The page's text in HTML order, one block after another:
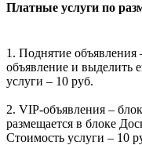
Платные услуги по
1. Поднятие объявления
объявление и выделить
услуги – 10 руб.
2. VIP-объявления –
размещается в блоке
Стоимость услуги – 10